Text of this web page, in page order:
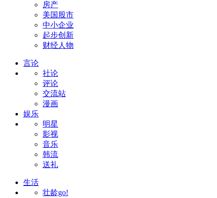
房产
美国股市
中小企业
起步创新
财经人物
言论
社论
评论
交流站
漫画
娱乐
明星
影视
音乐
韩流
送礼
生活
壮龄go!